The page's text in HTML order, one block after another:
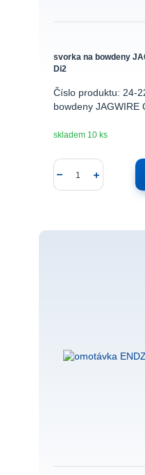
svorka na bowdeny
Di2
Číslo produktu: 24-
bowdeny JAGWIRE
skladem 10 ks